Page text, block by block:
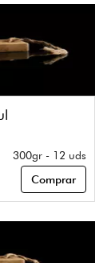
300gr - 12 uds
Comprar